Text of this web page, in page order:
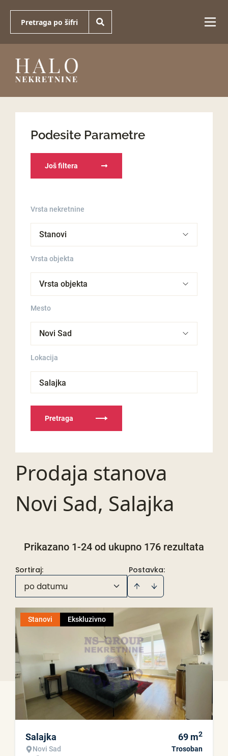
Podesite Parametre
Još filtera
Vrsta nekretnine
Vrsta objekta
Mesto
Lokacija
Salajka
Pretraga
Prodaja stanova
Novi Sad, Salajka
Prikazano 1-24 od ukupno 176 rezultata
Postavka:
Sortiraj:
po datumu
Stanovi Ekskluzivno
Salajka
Novi Sad
69 m2
Trosoban